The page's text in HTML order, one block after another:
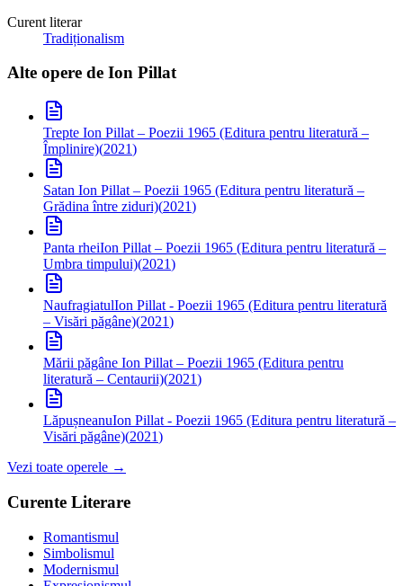
Curent literar
Tradiționalism
Alte opere de Ion Pillat
Trepte Ion Pillat – Poezii 1965 (Editura pentru literatură –
Împlinire)(2021)
Satan Ion Pillat – Poezii 1965 (Editura pentru literatură –
Grădina între ziduri)(2021)
Panta rheiIon Pillat – Poezii 1965 (Editura pentru literatură –
Umbra timpului)(2021)
NaufragiatulIon Pillat - Poezii 1965 (Editura pentru literatură
– Visări păgâne)(2021)
Mării păgâne Ion Pillat – Poezii 1965 (Editura pentru
literatură – Centaurii)(2021)
LăpușneanuIon Pillat - Poezii 1965 (Editura pentru literatură –
Visări păgâne)(2021)
Vezi toate operele →
Curente Literare
Romantismul
Simbolismul
Modernismul